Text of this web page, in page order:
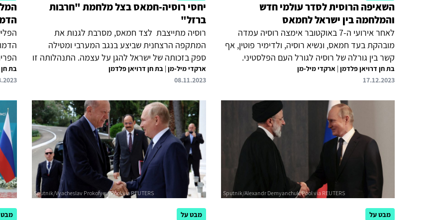
השאיפה הרוסית לסדר עולמי חדש
והמלחמה בין ישראל לחמאס
לאחר אירועי ה-7 באוקטובר אימצה רוסיה עמדה
מובהקת בעד חמאס, ונשיא רוסיה, ולדימיר פוטין, אף
קשר בין גורלה של רוסיה לגורל העם הפלסטיני.
עמדה זו נובעת מתפיסה, שמקדם פוטין, שלפיה
העולם נמצא בתהליך מעבר מסדר עולמי חד-קוטבי
למערב בהובלת ארצות הברית ולכן מהווה חלק
מהקוטב העוין את רוסיה. ניתוח שיח של אנשי
אקדמיה, הוגי דעות ומומחים רוסיים בתחומי מדיניות
חוץ מעלה שקיימת ביניהם תמימות דעים ביחס
לתפיסה זאת. לכן, על רקע המתיחות הגוברת בין
רוסיה לארצות הברית, על ישראל להבין את התפיסות
המעצבות את המדיניות...
בת חן דרויאן פלדמן | ארקדי מיל-מן
17.12.2023
יחסי רוסיה-חמאס בצל מלחמת "חרבות
ברזל"
רוסיה מתייצבת לצד חמאס, מסרבת לגנות את
המתקפה הרצחנית שביצע בנגב המערבי ומטילה
ספק בזכותה של ישראל להגן על עצמה. התנהלותה זו
של רוסיה מחדדת את הצורך מבחינת ישראל לשנות
את מדיניותה כלפיה ולהתייצב לצד מדינות המערב
ארקדי מיל-מן |בת חן דרויאן פלדמן
08.11.2023
על
בת חן
מבט על מבט על